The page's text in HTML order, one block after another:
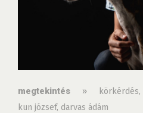
megtekintés » körkérdés,
kun józsef, darvas ádám